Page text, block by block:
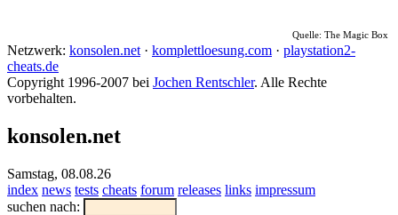
Quelle: The Magic Box
Netzwerk: konsolen.net · komplettloesung.com · playstation2-
cheats.de
Copyright 1996-2007 bei Jochen Rentschler. Alle Rechte
vorbehalten.
konsolen.net
Samstag, 08.08.26
index news tests cheats forum releases links impressum
suchen nach: